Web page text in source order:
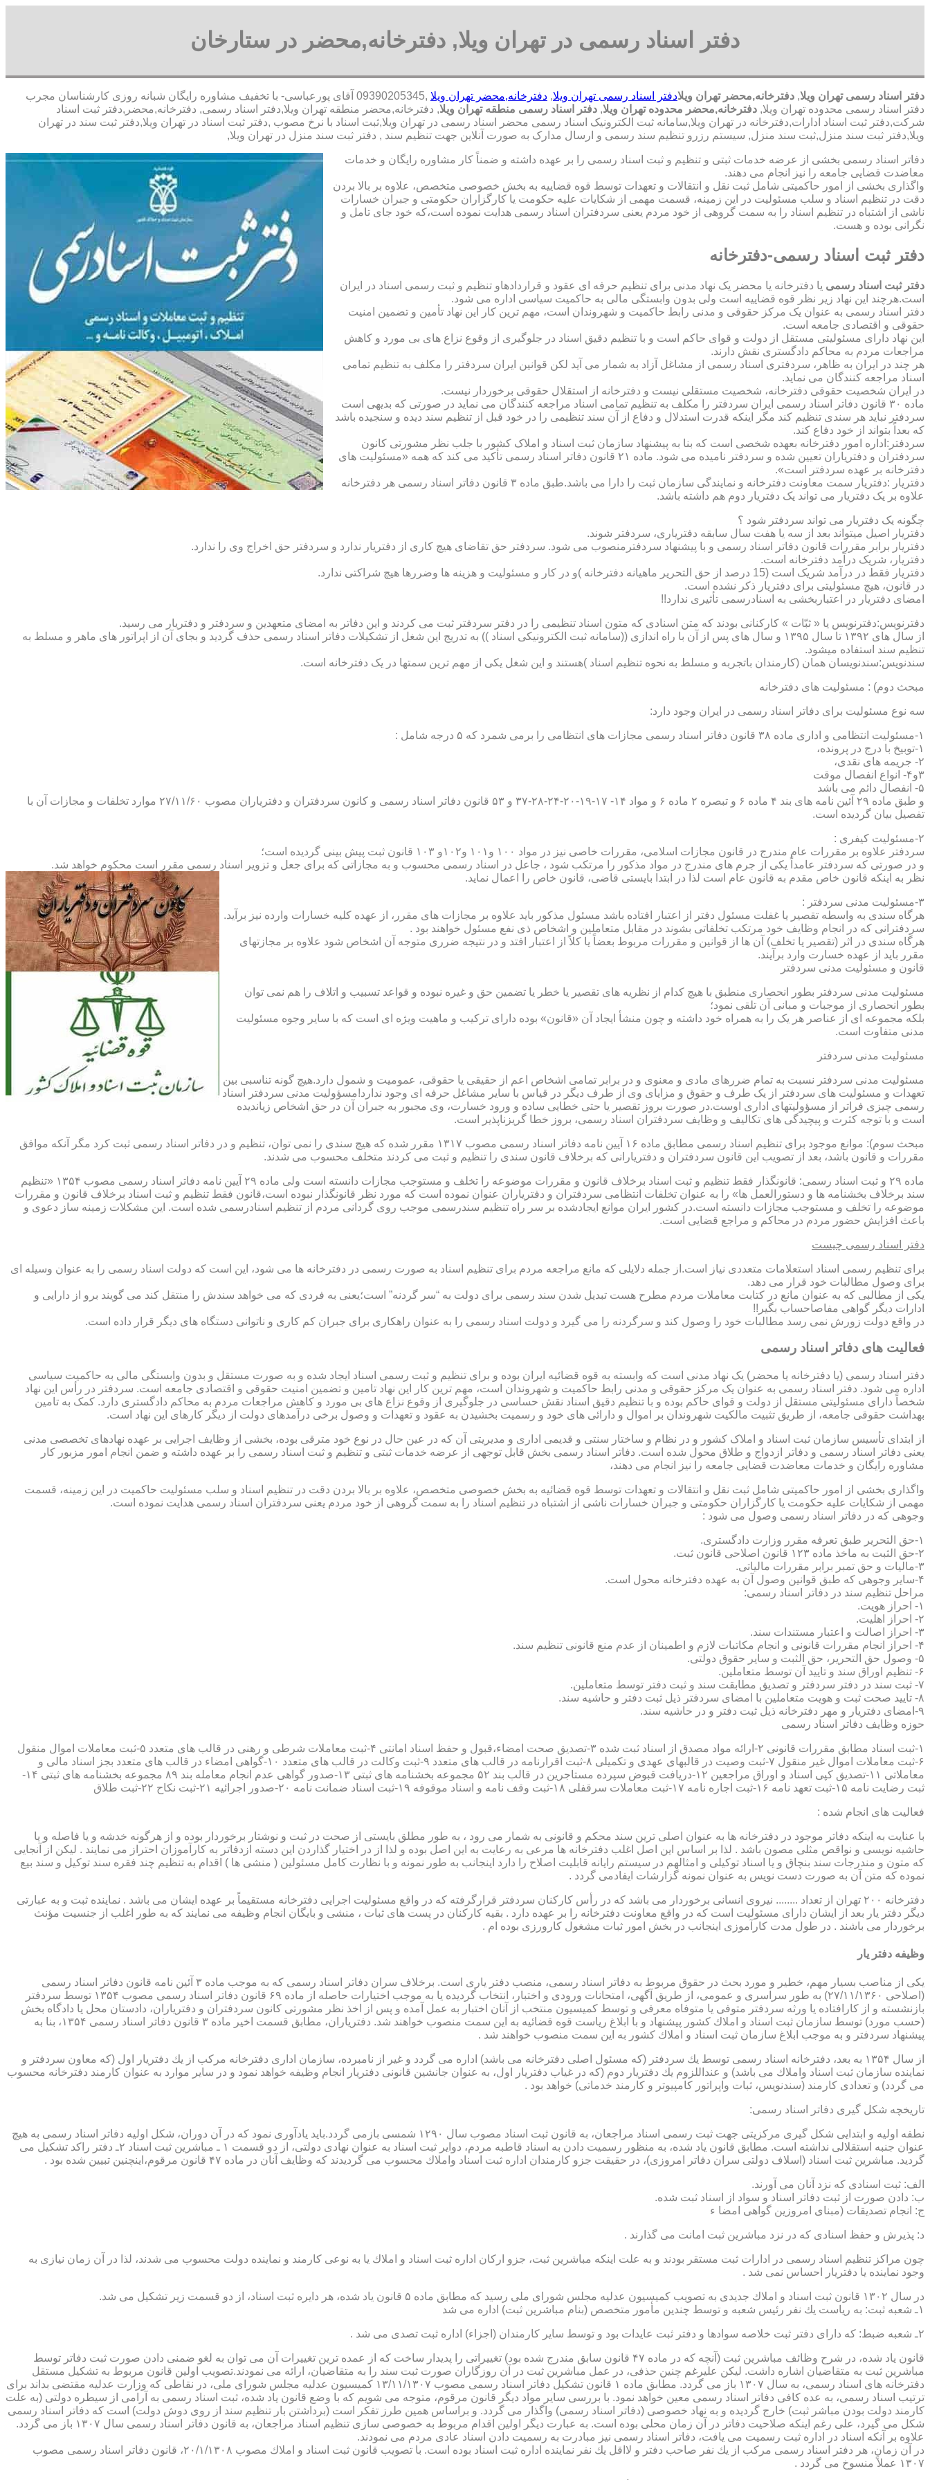
دفتر اسناد رسمی در تهران ویلا, دفترخانه,محضر در ستارخان
دفتر اسناد رسمی تهران ویلا, دفترخانه,محضر تهران ویلادفتر اسناد رسمی تهران ویلا, دفترخانه,محضر تهران ویلا
,09390205345 آقای پورعباسی- با تخفیف مشاوره رايگان شبانه روزی کارشناسان مجرب
دفتر اسناد رسمی محدوده تهران ویلا, دفترخانه,محضر محدوده تهران ویلا, دفتر اسناد رسمی منطقه تهران ویلا, دفترخانه,محضر منطقه تهران ویلا,دفتر اسناد رسمی, دفترخانه,محضر,دفتر ثبت اسناد
شرکت,دفتر ثبت اسناد ادارات,دفترخانه در تهران ویلا,سامانه ثبت الکترونیک اسناد رسمی محضر اسناد رسمی در تهران ویلا,ثبت اسناد با نرخ مصوب ,دفتر ثبت اسناد در تهران ویلا,دفتر ثبت سند در تهران
ویلا,دفتر ثبت سند منزل,ثبت سند منزل, سیستم رزرو تنظیم سند رسمی و ارسال مدارک به صورت آنلاین جهت تنظیم سند , دفتر ثبت سند منزل در تهران ویلا,
دفاتر اسناد رسمی بخشی از عرضه خدمات ثبتی و تنظیم و ثبت اسناد رسمی را بر عهده داشته و ضمناً کار مشاوره رایگان و خدمات
معاضدت قضایی جامعه را نیز انجام می دهند.
واگذاری بخشی از امور حاکمیتی شامل ثبت نقل و انتقالات و تعهدات توسط قوه قضاییه به بخش خصوصی متخصص، علاوه بر بالا بردن
دقت در تنظیم اسناد و سلب مسئولیت در این زمینه، قسمت مهمی از شکایات علیه حکومت یا کارگزاران حکومتی و جبران خسارات
ناشی از اشتباه در تنظیم اسناد را به سمت گروهی از خود مردم یعنی سردفتران اسناد رسمی هدایت نموده است،که خود جای تامل و
نگرانی بوده و هست.
دفتر ثبت اسناد رسمی-دفترخانه
دفتر ثبت اسناد رسمی یا دفترخانه یا محضر یک نهاد مدنی برای تنظیم حرفه ای عقود و قراردادهاو تنظیم و ثبت رسمی اسناد در ایران
است.هرچند این نهاد زیر نظر قوه قضاییه است ولی بدون وابستگی مالی به حاکمیت سیاسی اداره می شود.
دفتر اسناد رسمی به عنوان یک مرکز حقوقی و مدنی رابط حاکمیت و شهروندان است، مهم ترین کار این نهاد تأمین و تضمین امنیت
حقوقی و اقتصادی جامعه است.
این نهاد دارای مسئولیتی مستقل از دولت و قوای حاکم است و با تنظیم دقیق اسناد در جلوگیری از وقوع نزاع های بی مورد و کاهش
مراجعات مردم به محاکم دادگستری نقش دارند.
هر چند در ایران به ظاهر، سردفتری اسناد رسمی از مشاغل آزاد به شمار می آید لکن قوانین ایران سردفتر را مکلف به تنظیم تمامی
اسناد مراجعه کنندگان می نماید.
در ایران شخصیت حقوقی دفترخانه، شخصیت مستقلی نیست و دفترخانه از استقلال حقوقی برخوردار نیست.
ماده ۳۰ قانون دفاتر اسناد رسمی ایران سردفتر را مکلف به تنظیم تمامی اسناد مراجعه کنندگان می نماید در صورتی که بدیهی است
سردفتر نباید هر سندی تنظیم کند مگر اینکه قدرت استدلال و دفاع از آن سند تنظیمی را در خود قبل از تنظیم سند دیده و سنجیده باشد
که بعداً بتواند از خود دفاع کند.
سردفتر:اداره امور دفترخانه بعهده شخصی است که بنا به پیشنهاد سازمان ثبت اسناد و املاک کشور با جلب نظر مشورتی کانون
سردفتران و دفتریاران تعیین شده و سردفتر نامیده می شود. ماده ۲۱ قانون دفاتر اسناد رسمی تأکید می کند که همه «مسئولیت های
دفترخانه بر عهده سردفتر است».
دفتریار :دفتریار سمت معاونت دفترخانه و نمایندگی سازمان ثبت را دارا می باشد.طبق ماده ۳ قانون دفاتر اسناد رسمی هر دفترخانه
علاوه بر یک دفتریار می تواند یک دفتریار دوم هم داشته باشد.
چگونه یک دفتریار می تواند سردفتر شود ؟
دفتریار اصیل میتواند بعد از سه یا هفت سال سابقه دفتریاری، سردفتر شوند.
دفتریار برابر مقررات قانون دفاتر اسناد رسمی و با پیشنهاد سردفترمنصوب می شود. سردفتر حق تقاضای هیچ کاری از دفتریار ندارد و سردفتر حق اخراج وی را ندارد.
دفتریار، شریک درآمد دفترخانه است.
دفتریار فقط در درآمد شریک است (15 درصد از حق التحریر ماهیانه دفترخانه )و در کار و مسئولیت و هزینه ها وضررها هیچ شراکتی ندارد.
در قانون، هیچ مسئولیتی برای دفتریار ذکر نشده است.
امضای دفتریار در اعتباربخشی به اسنادرسمی تأثیری ندارد!!
دفترنویس:دفترنویس یا « ثبّات » کارکنانی بودند که متن اسنادی که متون اسناد تنظیمی را در دفتر سردفتر ثبت می کردند و این دفاتر به امضای متعهدین و سردفتر و دفتریار می رسید.
از سال های ۱۳۹۲ تا سال ۱۳۹۵ و سال های پس از آن با راه اندازی ((سامانه ثبت الکترونیکی اسناد )) به تدریج این شغل از تشکیلات دفاتر اسناد رسمی حذف گردید و بجای آن از اپراتور های ماهر و مسلط به
تنظیم سند استفاده میشود.
سندنویس:سندنویسان همان (کارمندان باتجربه و مسلط به نحوه تنظیم اسناد )هستند و این شغل یکی از مهم ترین سمتها در یک دفترخانه است.
مبحث دوم) : مسئولیت های دفترخانه
سه نوع مسئولیت برای دفاتر اسناد رسمی در ایران وجود دارد:
۱-مسئولیت انتظامی و اداری ماده ۳۸ قانون دفاتر اسناد رسمی مجازات های انتظامی را برمی شمرد که ۵ درجه شامل :
۱-توبیخ با درج در پرونده،
۲- جریمه های نقدی،
۳و۴- انواع انفصال موقت
۵- انفصال دائم می باشد
و طبق ماده ۲۹ آئین نامه های بند ۴ ماده ۶ و تبصره ۲ ماده ۶ و مواد ۱۴- ۱۷-۱۹-۲۰-۲۴-۲۸-۳۷ و ۵۳ قانون دفاتر اسناد رسمی و کانون سردفتران و دفتریاران مصوب ۲۷/۱۱/۶۰ موارد تخلفات و مجازات آن با
تفصیل بیان گردیده است.
۲-مسئولیت کیفری :
سردفتر علاوه بر مقررات عام مندرج در قانون مجازات اسلامی، مقررات خاصی نیز در مواد ۱۰۰ و۱۰۱ و۱۰۲و ۱۰۳ قانون ثبت پیش بینی گردیده است؛
و در صورتی که سردفتر عامداً یکی از جرم های مندرج در مواد مذکور را مرتکب شود ، جاعل در اسناد رسمی محسوب و به مجازاتی که برای جعل و تزویر اسناد رسمی مقرر است محکوم خواهد شد.
نظر به اینکه قانون خاص مقدم به قانون عام است لذا در ابتدا بایستی قاضی، قانون خاص را اعمال نماید.
۳-مسئولیت مدنی سردفتر :
هرگاه سندی به واسطه تقصیر یا غفلت مسئول دفتر از اعتبار افتاده باشد مسئول مذکور باید علاوه بر مجازات های مقرر، از عهده کلیه خسارات وارده نیز برآید.
سردفترانی که در انجام وظایف خود مرتکب تخلفاتی بشوند در مقابل متعاملین و اشخاص ذی نفع مسئول خواهند بود .
هرگاه سندی در اثر (تقصیر یا تخلف) آن ها از قوانین و مقررات مربوط بعضاً یا کلاً از اعتبار افتد و در نتیجه ضرری متوجه آن اشخاص شود علاوه بر مجازتهای
مقرر باید از عهده خسارت وارد برآیند.
قانون و مسئولیت مدنی سردفتر
مسئولیت مدنی سردفتر بطور انحصاری منطبق با هیچ کدام از نظریه های تقصیر یا خطر یا تضمین حق و غیره نبوده و قواعد تسبیب و اتلاف را هم نمی توان
بطور انحصاری از موجبات و مبانی آن تلقی نمود؛
بلکه مجموعه ای از عناصر هر یک را به همراه خود داشته و چون منشأ ایجاد آن «قانون» بوده دارای ترکیب و ماهیت ویژه ای است که با سایر وجوه مسئولیت
مدنی متفاوت است.
مسئولیت مدنی سردفتر
مسئولیت مدنی سردفتر نسبت به تمام ضررهای مادی و معنوی و در برابر تمامی اشخاص اعم از حقیقی یا حقوقی، عمومیت و شمول دارد.هیچ گونه تناسبی بین
تعهدات و مسئولیت های سردفتر از یک طرف و حقوق و مزایای وی از طرف دیگر در قیاس با سایر مشاغل حرفه ای وجود ندارد!مسؤولیت مدنی سردفتر اسناد
رسمی چیزی فراتر از مسؤولیتهای اداری اوست.در صورت بروز تقصیر یا حتی خطایی ساده و ورود خسارت، وی مجبور به جبران آن در حق اشخاص زیاندیده
است و با توجه کثرت و پیچیدگی های تکالیف و وظایف سردفتران اسناد رسمی، بروز خطا گریزناپذیر است.
مبحث سوم): موانع موجود برای تنظیم اسناد رسمی مطابق ماده ۱۶ آیین نامه دفاتر اسناد رسمی مصوب ۱۳۱۷ مقرر شده که هیچ سندی را نمی توان، تنظیم و در دفاتر اسناد رسمی ثبت کرد مگر آنکه موافق
مقررات و قانون باشد، بعد از تصویب این قانون سردفتران و دفتریارانی که برخلاف قانون سندی را تنظیم و ثبت می کردند متخلف محسوب می شدند.
ماده ۲۹ و ثبت اسناد رسمی: قانونگذار فقط تنظیم و ثبت اسناد برخلاف قانون و مقررات موضوعه را تخلف و مستوجب مجازات دانسته است ولی ماده ۲۹ آیین نامه دفاتر اسناد رسمی مصوب ۱۳۵۴ «تنظیم
سند برخلاف بخشنامه ها و دستورالعمل ها» را به عنوان تخلفات انتظامی سردفتران و دفتریاران عنوان نموده است که مورد نظر قانونگذار نبوده است،قانون فقط تنظیم و ثبت اسناد برخلاف قانون و مقررات
موضوعه را تخلف و مستوجب مجازات دانسته است.در کشور ایران موانع ایجادشده بر سر راه تنظیم سندرسمی موجب روی گردانی مردم از تنظیم اسنادرسمی شده است. این مشکلات زمینه ساز دعوی و
باعث افزایش حضور مردم در محاکم و مراجع قضایی است.
دفتر اسناد رسمی چیست
برای تنظیم رسمی اسناد استعلامات متعددی نیاز است.از جمله دلایلی که مانع مراجعه مردم برای تنظیم اسناد به صورت رسمی در دفترخانه ها می شود، این است که دولت اسناد رسمی را به عنوان وسیله ای
برای وصول مطالبات خود قرار می دهد.
یکی از مطالبی که به عنوان مانع در کتابت معاملات مردم مطرح هست تبدیل شدن سند رسمی برای دولت به “سر گردنه” است؛یعنی به فردی که می خواهد سندش را منتقل کند می گویند برو از دارایی و
ادارات دیگر گواهی مفاصاحساب بگیر!!
در واقع دولت زورش نمی رسد مطالبات خود را وصول کند و سرگردنه را می گیرد و دولت اسناد رسمی را به عنوان راهکاری برای جبران کم کاری و ناتوانی دستگاه های دیگر قرار داده است.
فعالیت های دفاتر اسناد رسمی
دفتر اسناد رسمی (یا دفترخانه یا محضر) یک نهاد مدنی است که وابسته به قوه قضائیه ایران بوده و برای تنظیم و ثبت رسمی اسناد ایجاد شده و به صورت مستقل و بدون وابستگی مالی به حاکمیت سیاسی
اداره می شود. دفتر اسناد رسمی به عنوان یک مرکز حقوقی و مدنی رابط حاکمیت و شهروندان است، مهم ترین کار این نهاد تامین و تضمین امنیت حقوقی و اقتصادی جامعه است. سردفتر در رأس این نهاد
شخصاً دارای مسئولیتی مستقل از دولت و قوای حاکم بوده و با تنظیم دقیق اسناد نقش حساسی در جلوگیری از وقوع نزاع های بی مورد و کاهش مراجعات مردم به محاکم دادگستری دارد. کمک به تامین
بهداشت حقوقی جامعه، از طریق تثبیت مالکیت شهروندان بر اموال و دارائی های خود و رسمیت بخشیدن به عقود و تعهدات و وصول برخی درآمدهای دولت از دیگر کارهای این نهاد است.
از ابتدای تأسیس سازمان ثبت اسناد و املاک کشور و در نظام و ساختار سنتی و قدیمی اداری و مدیریتی آن که در عین حال در نوع خود مترقی بوده، بخشی از وظایف اجرایی بر عهده نهادهای تخصصی مدنی
یعنی دفاتر اسناد رسمی و دفاتر ازدواج و طلاق محول شده است. دفاتر اسناد رسمی بخش قابل توجهی از عرضه خدمات ثبتی و تنظیم و ثبت اسناد رسمی را بر عهده داشته و ضمن انجام امور مزبور کار
مشاوره رایگان و خدمات معاضدت قضایی جامعه را نیز انجام می دهند،
واگذاری بخشی از امور حاکمیتی شامل ثبت نقل و انتقالات و تعهدات توسط قوه قضائیه به بخش خصوصی متخصص، علاوه بر بالا بردن دقت در تنظیم اسناد و سلب مسئولیت حاکمیت در این زمینه، قسمت
مهمی از شکایات علیه حکومت یا کارگزاران حکومتی و جبران خسارات ناشی از اشتباه در تنظیم اسناد را به سمت گروهی از خود مردم یعنی سردفتران اسناد رسمی هدایت نموده است.
وجوهی که در دفاتر اسناد رسمی وصول می شود :
۱-حق التحریر طبق تعرفه مقرر وزارت دادگستری.
۲-حق الثبت به ماخذ ماده ۱۲۳ قانون اصلاحی قانون ثبت.
۳-مالیات و حق تمبر برابر مقررات مالیاتی.
۴-سایر وجوهی که طبق قوانین وصول آن به عهده دفترخانه محول است.
مراحل تنظیم سند در دفاتر اسناد رسمی:
۱- احراز هویت.
۲- احراز اهلیت.
۳- احراز اصالت و اعتبار مستندات سند.
۴- احراز انجام مقررات قانونی و انجام مکاتبات لازم و اطمینان از عدم منع قانونی تنظیم سند.
۵- وصول حق التحریر، حق الثبت و سایر حقوق دولتی.
۶- تنظیم اوراق سند و تایید آن توسط متعاملین.
۷- ثبت سند در دفتر سردفتر و تصدیق مطابقت سند و ثبت دفتر توسط متعاملین.
۸- تایید صحت ثبت و هویت متعاملین با امضای سردفتر ذیل ثبت دفتر و حاشیه سند.
۹-امضای دفتریار و مهر دفترخانه ذیل ثبت دفتر و در حاشیه سند.
حوزه وظایف دفاتر اسناد رسمی
۱-ثبت اسناد مطابق مقررات قانونی ۲-ارائه مواد مصدق از اسناد ثبت شده ۳-تصدیق صحت امضاء،قبول و حفظ اسناد امانتی ۴-ثبت معاملات شرطی و رهنی در قالب های متعدد ۵-ثبت معاملات اموال منقول
۶-ثبت معاملات اموال غیر منقول ۷-ثبت وصیت در قالبهای عهدی و تکمیلی ۸-ثبت اقرارنامه در قالب های متعدد ۹-ثبت وکالت در قالب های متعدد ۱۰-گواهی امضاء در قالب های متعدد بجز اسناد مالی و
معاملاتی ۱۱-تصدیق کپی اسناد و اوراق مراجعین ۱۲-دریافت قبوض سپرده مستاجرین در قالب بند ۵۲ مجموعه بخشنامه های ثبتی ۱۳-صدور گواهی عدم انجام معامله بند ۸۹ مجموعه بخشنامه های ثبتی ۱۴-
ثبت رضایت نامه ۱۵-ثبت تعهد نامه ۱۶-ثبت اجاره نامه ۱۷-ثبت معاملات سرقفلی ۱۸-ثبت وقف نامه و اسناد موقوفه ۱۹-ثبت اسناد ضمانت نامه ۲۰-صدور اجرائیه ۲۱-ثبت نکاح ۲۲-ثبت طلاق
فعالیت های انجام شده :
با عنایت به اینکه دفاتر موجود در دفترخانه ها به عنوان اصلی ترین سند محکم و قانونی به شمار می رود ، به طور مطلق بایستی از صحت در ثبت و نوشتار برخوردار بوده و از هرگونه خدشه و یا فاصله و یا
حاشیه نویسی و نواقص مثلی مصون باشد . لذا بر اساس این اصل اغلب دفترخانه ها مرعی به رعایت به این اصل بوده و لذا از در اختیار گذاردن این دسته ازدفاتر به کارآموزان احتراز می نمایند . لیکن از آنجایی
که متون و مندرجات سند بنچاق و یا اسناد توکیلی و امثالهم در سیستم رایانه قابلیت اصلاح را دارد اینجانب به طور نمونه و با نظارت کامل مسئولین ( منشی ها ) اقدام به تنظیم چند فقره سند توکیل و سند بیع
نموده که متن آن به صورت دست نویس به عنوان نمونه گزارشات ایفادمی گردد .
دفترخانه ۲۰۰ تهران از تعداد ........ نیروی انسانی برخوردار می باشد که در رأس کارکنان سردفتر قرارگرفته که در واقع مسئولیت اجرایی دفترخانه مستقیماً بر عهده ایشان می باشد . نماینده ثبت و به عبارتی
دیگر دفتر یار بعد از ایشان دارای مسئولیت است که در واقع معاونت دفترخانه را بر عهده دارد . بقیه کارکنان در پست های ثبات ، منشی و بایگان انجام وظیفه می نمایند که به طور اغلب از جنسیت مؤنث
برخوردار می باشند . در طول مدت کارآموزی اینجانب در بخش امور ثبات مشغول کارورزی بوده ام .
وظیفه دفتر یار
یكی از مناصب بسیار مهم، خطیر و مورد بحث در حقوق مربوط به دفاتر اسناد رسمی، منصب دفتر یاری است. برخلاف سران دفاتر اسناد رسمی كه به موجب ماده ۳ آئین نامه قانون دفاتر اسناد رسمی
(اصلاحی ۲۷/۱۱/۱۳۶۰) به طور سراسری و عمومی، از طریق آگهی، امتحانات ورودی و اختبار، انتخاب گردیده یا به موجب اختیارات حاصله از ماده ۶۹ قانون دفاتر اسناد رسمی مصوب ۱۳۵۴ توسط سردفتر
بازنشسته و از كارافتاده یا ورثه سردفتر متوفی یا متوفاه معرفی و توسط كمیسیون منتخب از آنان اختبار به عمل آمده و پس از اخذ نظر مشورتی كانون سردفتران و دفتریاران، دادستان محل یا دادگاه بخش
(حسب مورد) توسط سازمان ثبت اسناد و املاك كشور پیشنهاد و با ابلاغ ریاست قوه قضائیه به این سمت منصوب خواهند شد. دفتریاران، مطابق قسمت اخیر ماده ۳ قانون دفاتر اسناد رسمی ۱۳۵۴، بنا به
پیشنهاد سردفتر و به موجب ابلاغ سازمان ثبت اسناد و املاك كشور به این سمت منصوب خواهند شد .
از سال ۱۳۵۴ به بعد، دفترخانه اسناد رسمی توسط یك سردفتر (كه مسئول اصلی دفترخانه می باشد) اداره می گردد و غیر از نامبرده، سازمان اداری دفترخانه مركب از یك دفتریار اول (كه معاون سردفتر و
نماینده سازمان ثبت اسناد واملاك می باشد) و عنداللزوم یك دفتریار دوم (كه در غیاب دفتریار اول، به عنوان جانشین قانونی دفتریار انجام وظیفه خواهد نمود و در سایر موارد به عنوان كارمند دفترخانه محسوب
می گردد) و تعدادی كارمند (سندنویس، ثبات واپراتور كامپیوتر و كارمند خدماتی) خواهد بود .
تاریخچه شكل گیری دفاتر اسناد رسمی:
نطفه اولیه و ابتدایی شكل گیری مركزیتی جهت ثبت رسمی اسناد مراجعان، به قانون ثبت اسناد مصوب سال ۱۲۹۰ شمسی بازمی گردد.باید یادآوری نمود كه در آن دوران، شكل اولیه دفاتر اسناد رسمی به هیچ
عنوان جنبه استقلالی نداشته است. مطابق قانون یاد شده، به منظور رسمیت دادن به اسناد قاطبه مردم، دوایر ثبت اسناد به عنوان نهادی دولتی، از دو قسمت ۱ ـ مباشرین ثبت اسناد ۲ـ دفتر راكد تشكیل می
گردید. مباشرین ثبت اسناد (اسلاف دولتی سران دفاتر امروزی)، در حقیقت جزو كارمندان اداره ثبت اسناد واملاك محسوب می گردیدند كه وظایف آنان در ماده ۴۷ قانون مرقوم،اینچنین تبیین شده بود .
الف: ثبت اسنادی كه نزد آنان می آورند.
ب: دادن صورت از ثبت دفاتر اسناد و سواد از اسناد ثبت شده.
ج: انجام تصدیقات (مبنای امروزین گواهی امضا ء
د: پذیرش و حفظ اسنادی كه در نزد مباشرین ثبت امانت می گذارند .
چون مراكز تنظیم اسناد رسمی در ادارات ثبت مستقر بودند و به علت اینكه مباشرین ثبت، جزو اركان اداره ثبت اسناد و املاك یا به نوعی كارمند و نماینده دولت محسوب می شدند، لذا در آن زمان نیازی به
وجود نماینده یا دفتریار احساس نمی شد .
در سال ۱۳۰۲ قانون ثبت اسناد و املاك جدیدی به تصویب كمیسیون عدلیه مجلس شورای ملی رسید كه مطابق ماده ۵ قانون یاد شده، هر دایره ثبت اسناد، از دو قسمت زیر تشكیل می شد.
۱ـ شعبه ثبت: به ریاست یك نفر رئیس شعبه و توسط چندین مأمور متخصص (بنام مباشرین ثبت) اداره می شد
۲ـ شعبه ضبط: كه دارای دفتر ثبت خلاصه سوادها و دفتر ثبت عایدات بود و توسط سایر كارمندان (اجزاء) اداره ثبت تصدی می شد .
قانون یاد شده، در شرح وظائف مباشرین ثبت (آنچه كه در ماده ۴۷ قانون سابق مندرج شده بود) تغییراتی را پدیدار ساخت كه از عمده ترین تغییرات آن می توان به لغو ضمنی دادن صورت ثبت دفاتر توسط
مباشرین ثبت به متقاضیان اشاره داشت. لیكن علیرغم چنین حذفی، در عمل مباشرین ثبت در آن روزگاران صورت ثبت سند را به متقاضیان، ارائه می نمودند.تصویب اولین قانون مربوط به تشكیل مستقل
دفترخانه های اسناد رسمی، به سال ۱۳۰۷ باز می گردد. مطابق ماده ۱ قانون تشكیل دفاتر اسناد رسمی مصوب ۱۳/۱۱/۱۳۰۷ كمیسیون عدلیه مجلس شورای ملی، در نقاطی كه وزارت عدلیه مقتضی بداند برای
ترتیب اسناد رسمی، به عده كافی دفاتر اسناد رسمی معین خواهد نمود. با بررسی سایر مواد دیگر قانون مرقوم، متوجه می شویم كه با وضع قانون یاد شده، ثبت اسناد رسمی به آرامی از سیطره دولتی (به علت
كارمند دولت بودن مباشر ثبت) خارج گردیده و به نهاد خصوصی (دفاتر اسناد رسمی) واگذار می گردد. و براساس همین طرز تفكر است (برداشتن بار تنظیم سند از روی دوش دولت) است كه دفاتر اسناد رسمی
شكل می گیرد، علی رغم اینكه صلاحیت دفاتر در آن زمان محلی بوده است. به عبارت دیگر اولین اقدام مربوط به خصوصی سازی تنظیم اسناد مراجعان، به قانون دفاتر اسناد رسمی سال ۱۳۰۷ باز می گردد.
علاوه بر آنكه اسناد در اداره ثبت رسمیت می یافت، دفاتر اسناد رسمی نیز مبادرت به رسمیت دادن اسناد عادی مردم می نمودند.
در آن زمان، هر دفتر اسناد رسمی مركب از یك نفر صاحب دفتر و لااقل یك نفر نماینده اداره ثبت اسناد بوده است. با تصویب قانون ثبت اسناد و املاك مصوب ۲۰/۱/۱۳۰۸، قانون دفاتر اسناد رسمی مصوب
۱۳۰۷ عملاً منسوخ می گردد .